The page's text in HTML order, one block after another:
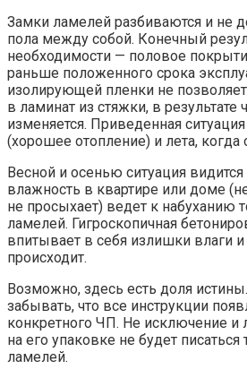
Замки ламелей разбиваются и не
пола между собой. Конечный
необходимости — половое
раньше положенного срока
изолирующей пленки не позволяет
в ламинат из стяжки, в результате
изменяется. Приведенная
(хорошее отопление) и лета, когда
Весной и осенью ситуация
влажность в квартире или доме
не просыхает) ведет к набуханию
ламелей. Гигроскопичная
впитывает в себя излишки влаги и
происходит.
Возможно, здесь есть доля
забывать, что все инструкции
конкретного ЧП. Не исключение и
на его упаковке не будет писаться
ламелей.